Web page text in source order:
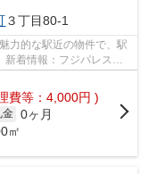
３丁目80-1
力的な駅近の物件で、駅
新着情報：フジパレス弓
費等：4,000円 )
金 0ヶ月
㎡